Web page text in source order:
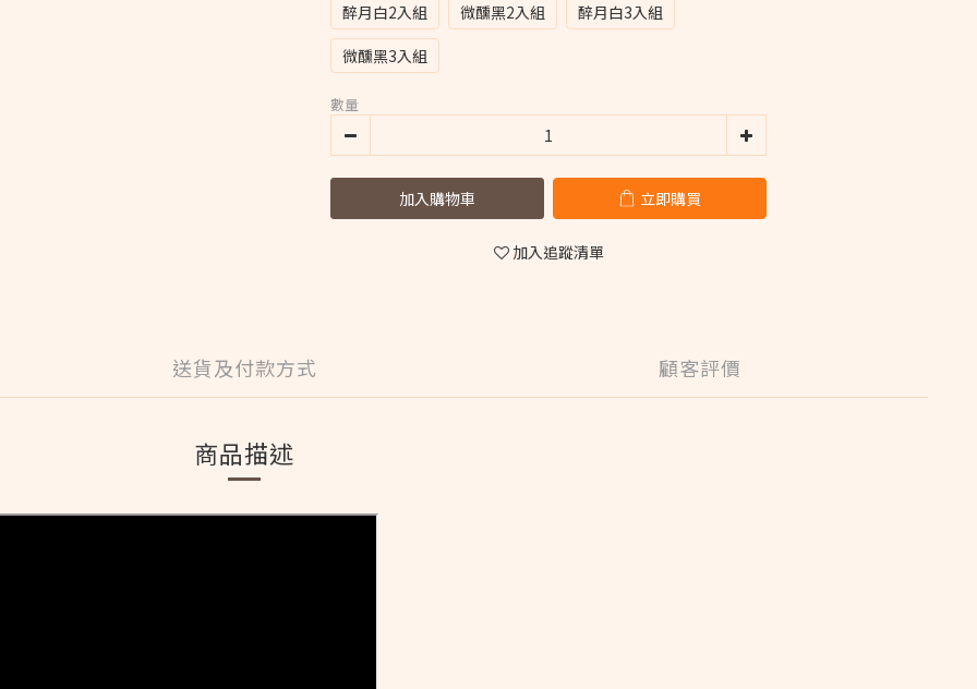
醉月白2入組
微醺黑2入組
醉月白3入組
微醺黑3入組
數量
加入購物車 立即購買
加入追蹤清單
送貨及付款方式 顧客評價
商品描述